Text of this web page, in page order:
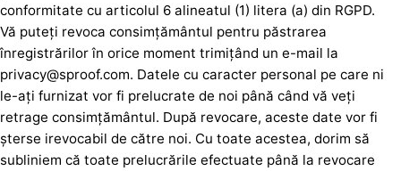
conformitate cu articolul 6 alineatul (1) litera (a) din RGPD.
Vă puteți revoca consimțământul pentru păstrarea
înregistrărilor în orice moment trimițând un e-mail la
privacy@sproof.com. Datele cu caracter personal pe care ni
le-ați furnizat vor fi prelucrate de noi până când vă veți
retrage consimțământul. După revocare, aceste date vor fi
șterse irevocabil de către noi. Cu toate acestea, dorim să
subliniem că toate prelucrările efectuate până la revocare